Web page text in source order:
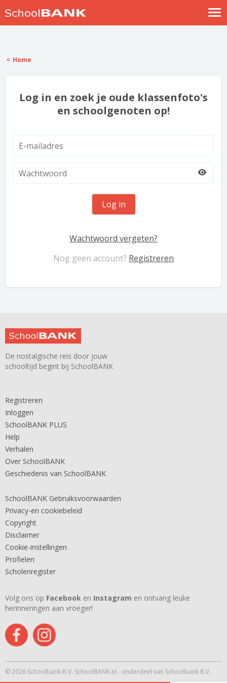
Help
Home
Log in en zoek je oude klassenfoto's
en schoolgenoten op!
Log in
Wachtwoord vergeten?
Nog geen account? Registreren
De nostalgische reis door jouw
schooltijd begint bij SchoolBANK
Registreren
Inloggen
SchoolBANK PLUS
Help
Verhalen
Over SchoolBANK
Geschiedenis van SchoolBANK
SchoolBANK Gebruiksvoorwaarden
Privacy-en cookiebeleid
Copyright
Disclaimer
Cookie-instellingen
Profielen
Scholenregister
Volg ons op Facebook en Instagram en ontvang leuke
herinneringen aan vroeger!
© 2026 Schoolbank B.V. SchoolBANK.nl - onderdeel van Schoolbank B.V.